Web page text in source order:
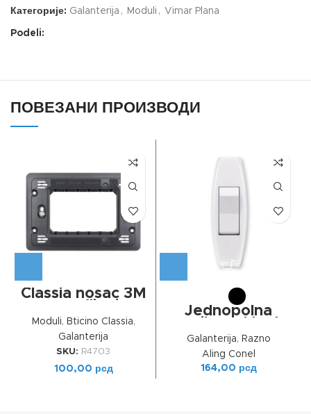
Категорије: Galanterija , Moduli , Vimar Plana
Podeli:
ПОВЕЗАНИ ПРОИЗВОДИ
Classia nosac 3M
Moduli, Bticino Classia,
Galanterija
SKU: R4703
100,00 рсд
Jednopolna
(međugajtanski
prekidač) 6A
250V
Galanterija, Razno
Aling Conel
164,00 рсд